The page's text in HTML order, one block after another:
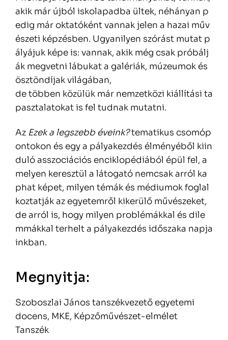
akik már újból iskolapadba ültek, néhányan p
edig már oktatóként vannak jelen a hazai műv
észeti képzésben. Ugyanilyen szórást mutat p
ályájuk képe is: vannak, akik még csak próbálj
ák megvetni lábukat a galériák, múzeumok és
ösztöndíjak világában,
de többen közülük már nemzetközi kiállítási ta
pasztalatokat is fel tudnak mutatni.
Az Ezek a legszebb éveink?tematikus csomóp
ontokon és egy a pályakezdés élményéből kiin
duló asszociációs enciklopédiából épül fel, a
melyen keresztül a látogató nemcsak arról ka
phat képet, milyen témák és médiumok foglal
koztatják az egyetemről kikerülő művészeket,
de arról is, hogy milyen problémákkal és dile
mmákkal terhelt a pályakezdés időszaka napja
inkban.
Megnyitja:
Szoboszlai János tanszékvezető egyetemi
docens, MKE, Képzőművészet-elmélet
Tanszék